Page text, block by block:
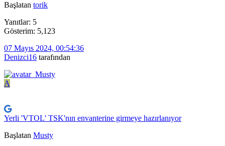
Başlatan torik
Yanıtlar: 5
Gösterim: 5,123
07 Mayıs 2024, 00:54:36
Denizci16 tarafından
A
Yerli 'VTOL' TSK'nın envanterine girmeye hazırlanıyor
Başlatan Musty